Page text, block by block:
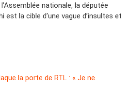
nationale, la députée
est la cible d’une vague d’insultes et